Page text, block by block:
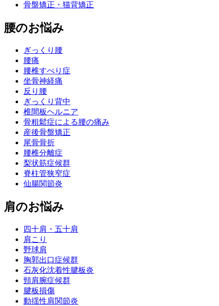
骨盤矯正・猫背矯正
腰のお悩み
ぎっくり腰
腰痛
腰椎すべり症
坐骨神経痛
反り腰
ぎっくり背中
椎間板ヘルニア
骨粗鬆症による腰の痛み
産後骨盤矯正
尾骨骨折
腰椎分離症
梨状筋症候群
脊柱管狭窄症
仙腸関節炎
肩のお悩み
四十肩・五十肩
肩こり
野球肩
胸郭出口症候群
石灰化沈着性腱板炎
頸肩腕症候群
腱板損傷
動揺性肩関節炎